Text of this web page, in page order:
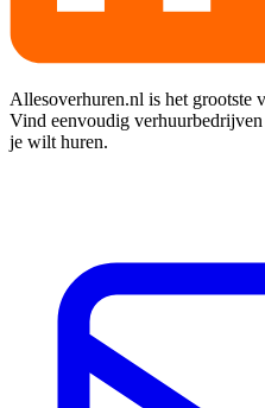
Allesoverhuren.nl is het grootste
Vind eenvoudig
je wilt huren.